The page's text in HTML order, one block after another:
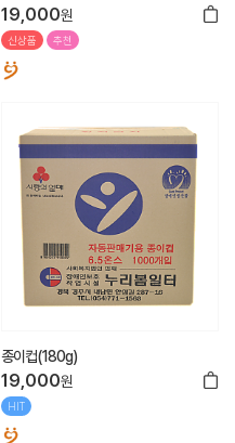
19,000원
신상품 추천
종이컵(180g)
19,000원
HIT